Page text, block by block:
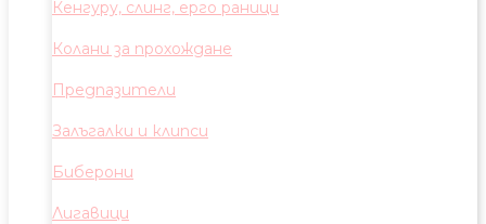
Кенгуру, слинг, ерго раници
Колани за прохождане
Предпазители
Залъгалки и клипси
Биберони
Лигавици